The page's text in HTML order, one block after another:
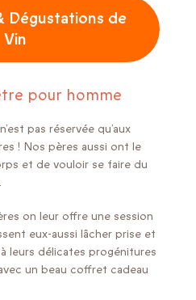
Dégustations de
Vin
pour homme
n’est pas réservée qu’aux
! Nos pères aussi ont le
et de vouloir se faire du
on leur offre une session
eux-aussi lâcher prise et
leurs délicates progénitures
un beau coffret cadeau